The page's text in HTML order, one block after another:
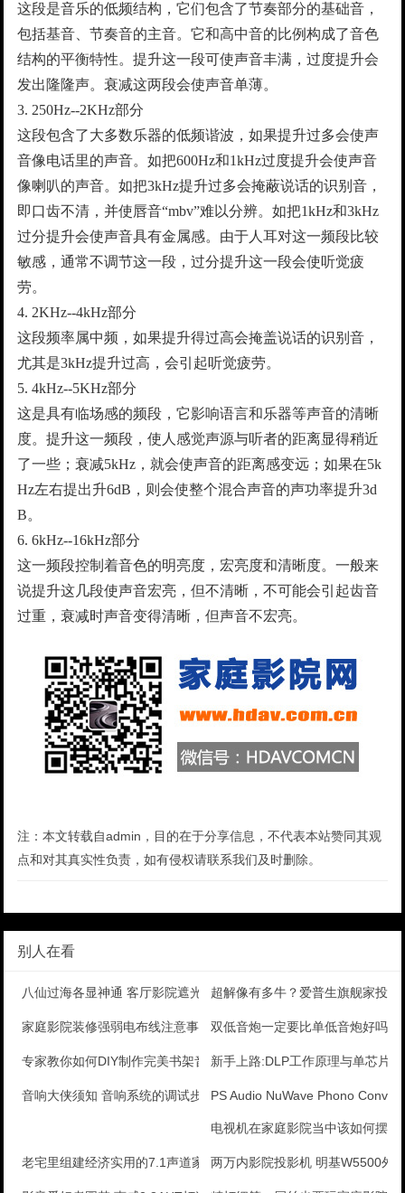
这段是音乐的低频结构，它们包含了节奏部分的基础音，
包括基音、节奏音的主音。它和高中音的比例构成了音色
结构的平衡特性。提升这一段可使声音丰满，过度提升会
发出隆隆声。衰减这两段会使声音单薄。
3. 250Hz--2KHz部分
这段包含了大多数乐器的低频谐波，如果提升过多会使声
音像电话里的声音。如把600Hz和1kHz过度提升会使声音
像喇叭的声音。如把3kHz提升过多会掩蔽说话的识别音，
即口齿不清，并使唇音“mbv”难以分辨。如把1kHz和3kHz
过分提升会使声音具有金属感。由于人耳对这一频段比较
敏感，通常不调节这一段，过分提升这一段会使听觉疲
劳。
4. 2KHz--4kHz部分
这段频率属中频，如果提升得过高会掩盖说话的识别音，
尤其是3kHz提升过高，会引起听觉疲劳。
5. 4kHz--5KHz部分
这是具有临场感的频段，它影响语言和乐器等声音的清晰
度。提升这一频段，使人感觉声源与听者的距离显得稍近
了一些；衰减5kHz，就会使声音的距离感变远；如果在5k
Hz左右提出升6dB，则会使整个混合声音的声功率提升3d
B。
6. 6kHz--16kHz部分
这一频段控制着音色的明亮度，宏亮度和清晰度。一般来
说提升这几段使声音宏亮，但不清晰，不可能会引起齿音
过重，衰减时声音变得清晰，但声音不宏亮。
注：本文转载自admin，目的在于分享信息，不代表本站赞同其观
点和对其真实性负责，如有侵权请联系我们及时删除。
别人在看
八仙过海各显神通 客厅影院遮光出奇招超解像有多牛？爱普生旗舰家投全
家庭影院装修强弱电布线注意事项双低音炮一定要比单低音炮好吗？
专家教你如何DIY制作完美书架音箱新手上路:DLP工作原理与单芯片
音响大侠须知 音响系统的调试步骤解读PS Audio NuWave Phono Conv
电视机在家庭影院当中该如何摆放
老宅里组建经济实用的7.1声道家庭影院两万内影院投影机 明基W5500外